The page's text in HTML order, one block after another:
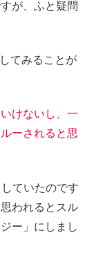
が、ふと疑問
てみることが
けないし、一
ーされると思
ていたのです
われるとスル
ー」にしまし